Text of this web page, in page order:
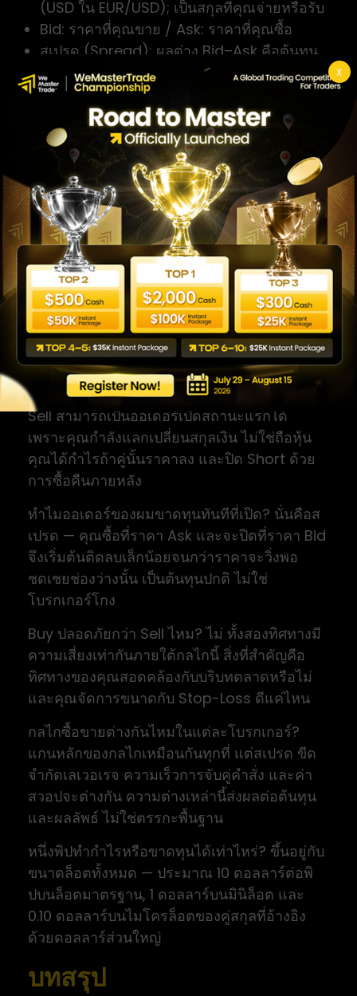
X
(USD ใน EUR/USD); เป็นสกุลที่คุณจ่ายหรือรับ
Bid: ราคาที่คุณขาย / Ask: ราคาที่คุณซื้อ
สเปรด (Spread): ผลต่าง Bid–Ask คือต้นทุน
การเข้าออเดอร์
พิป (Pip): หน่วยการเคลื่อนไหวของราคา
มาตรฐานที่เล็กที่สุด ใช้วัดการเคลื่อนไหว
ขนาดล็อต (Lot Size): ปริมาณการเทรดที่
กำหนดมูลค่าต่อพิป
เลเวอเรจ / มาร์จิน (Leverage / Margin):
อำนาจซื้อที่ยืมมาและเงินวางที่ต้องใช้เพื่อถือ
สถานะ
Long / Short: สถานะ Buy (Long) ได้กำไร
เมื่อราคาขึ้น; สถานะ Sell (Short) ได้กำไรเมื่อ
ราคาลง
สวอป (Swap): ค่าธรรมเนียมข้ามคืนสำหรับ
การถือสถานะข้ามรอบ Rollover
คำถามที่พบบ่อย (FAQ)
ขายคู่สกุลเงินก่อนซื้อได้ไหม? ได้ ในฟอเร็กซ์ การ
Sell สามารถเป็นออเดอร์เปิดสถานะแรกได้
เพราะคุณกำลังแลกเปลี่ยนสกุลเงิน ไม่ใช่ถือหุ้น
คุณได้กำไรถ้าคู่นั้นราคาลง และปิด Short ด้วย
การซื้อคืนภายหลัง
ทำไมออเดอร์ของผมขาดทุนทันทีที่เปิด? นั่นคือส
เปรด — คุณซื้อที่ราคา Ask และจะปิดที่ราคา Bid
จึงเริ่มต้นติดลบเล็กน้อยจนกว่าราคาจะวิ่งพอ
ชดเชยช่องว่างนั้น เป็นต้นทุนปกติ ไม่ใช่
โบรกเกอร์โกง
Buy ปลอดภัยกว่า Sell ไหม? ไม่ ทั้งสองทิศทางมี
ความเสี่ยงเท่ากันภายใต้กลไกนี้ สิ่งที่สำคัญคือ
ทิศทางของคุณสอดคล้องกับบริบทตลาดหรือไม่
และคุณจัดการขนาดกับ Stop-Loss ดีแค่ไหน
กลไกซื้อขายต่างกันไหมในแต่ละโบรกเกอร์?
แกนหลักของกลไกเหมือนกันทุกที่ แต่สเปรด ขีด
จำกัดเลเวอเรจ ความเร็วการจับคู่คำสั่ง และค่า
สวอปจะต่างกัน ความต่างเหล่านี้ส่งผลต่อต้นทุน
และผลลัพธ์ ไม่ใช่ตรรกะพื้นฐาน
หนึ่งพิปทำกำไรหรือขาดทุนได้เท่าไหร่? ขึ้นอยู่กับ
ขนาดล็อตทั้งหมด — ประมาณ 10 ดอลลาร์ต่อพิ
ปบนล็อตมาตรฐาน, 1 ดอลลาร์บนมินิล็อต และ
0.10 ดอลลาร์บนไมโครล็อตของคู่สกุลที่อ้างอิง
ด้วยดอลลาร์ส่วนใหญ่
บทสรุป